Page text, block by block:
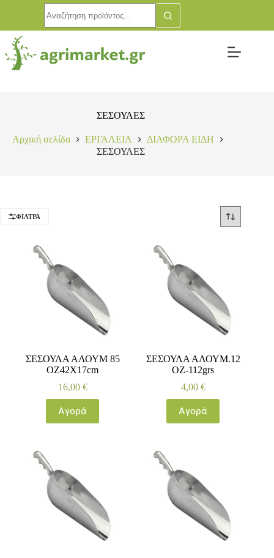
ΣΕΣΟΥΛΕΣ
Αρχική σελίδα ΕΡΓΑΛΕΙΑ
ΔΙΑΦΟΡΑ ΕΙΔΗ
ΣΕΣΟΥΛΕΣ
ΦΊΛΤΡΑ
ΣΕΣΟΥΛΑ ΑΛΟΥΜ 85
ΟΖ42Χ17cm
16,00 €
Αγορά
ΣΕΣΟΥΛΑ ΑΛΟΥΜ.12
ΟΖ-112grs
4,00 €
Αγορά